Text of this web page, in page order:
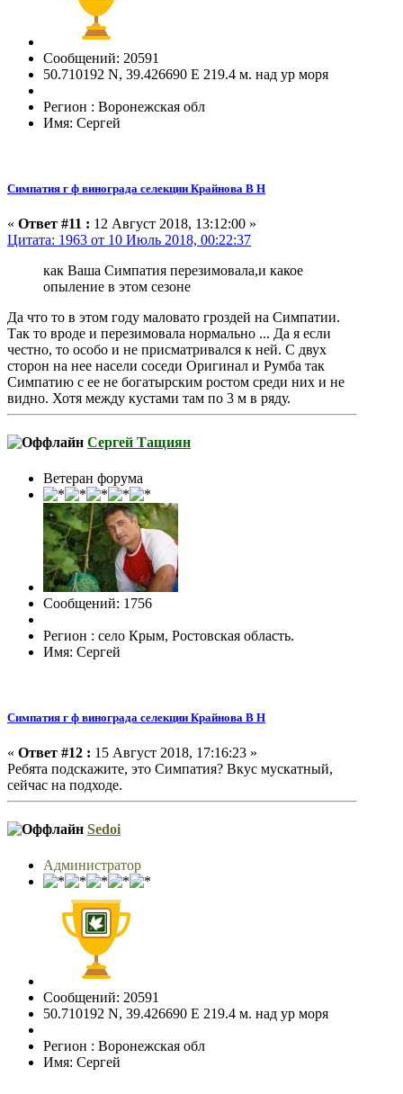
Сообщений: 20591
50.710192 N, 39.426690 E 219.4 м. над ур моря
Регион : Воронежская обл
Имя: Сергей
Симпатия г ф винограда селекции Крайнова В Н
« Ответ #11 : 12 Август 2018, 13:12:00 »
Цитата: 1963 от 10 Июль 2018, 00:22:37
как Ваша Симпатия перезимовала,и какое
опыление в этом сезоне
Да что то в этом году маловато гроздей на Симпатии.
Так то вроде и перезимовала нормально ... Да я если
честно, то особо и не присматривался к ней. С двух
сторон на нее насели соседи Оригинал и Румба так
Симпатию с ее не богатырским ростом среди них и не
видно. Хотя между кустами там по 3 м в ряду.
Сергей Тащиян
Ветеран форума
Сообщений: 1756
Регион : село Крым, Ростовская область.
Имя: Сергей
Симпатия г ф винограда селекции Крайнова В Н
« Ответ #12 : 15 Август 2018, 17:16:23 »
Ребята подскажите, это Симпатия? Вкус мускатный,
сейчас на подходе.
Sedoi
Администратор
Сообщений: 20591
50.710192 N, 39.426690 E 219.4 м. над ур моря
Регион : Воронежская обл
Имя: Сергей